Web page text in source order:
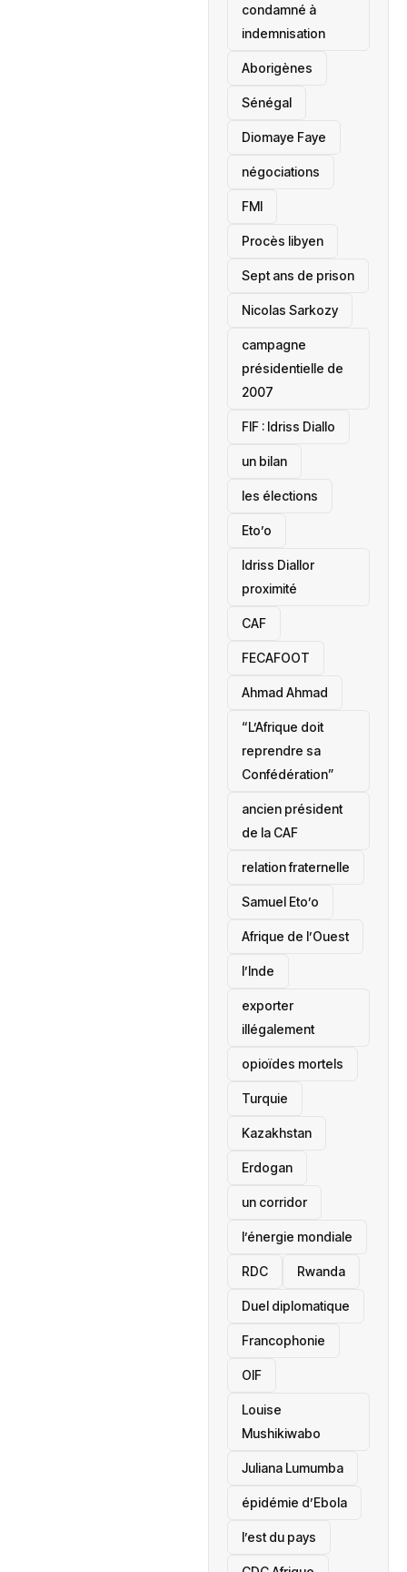
condamné à
indemnisation
Aborigènes
Sénégal
Diomaye Faye
négociations
FMI
Procès libyen
Sept ans de prison
Nicolas Sarkozy
campagne
présidentielle de
2007
‎FIF : Idriss Diallo
un bilan
les élections
Eto’o
Idriss Diallor
proximité
CAF
FECAFOOT
‎Ahmad Ahmad
“L’Afrique doit
reprendre sa
Confédération”
ancien président
de la CAF
relation fraternelle
Samuel Eto’o
Afrique de l’Ouest
l’Inde
exporter
illégalement
opioïdes mortels
‎Turquie
Kazakhstan
Erdogan
un corridor
l’énergie mondiale
RDC Rwanda
Duel diplomatique
Francophonie
OIF
Louise
Mushikiwabo
Juliana Lumumba
épidémie d’Ebola
l’est du pays